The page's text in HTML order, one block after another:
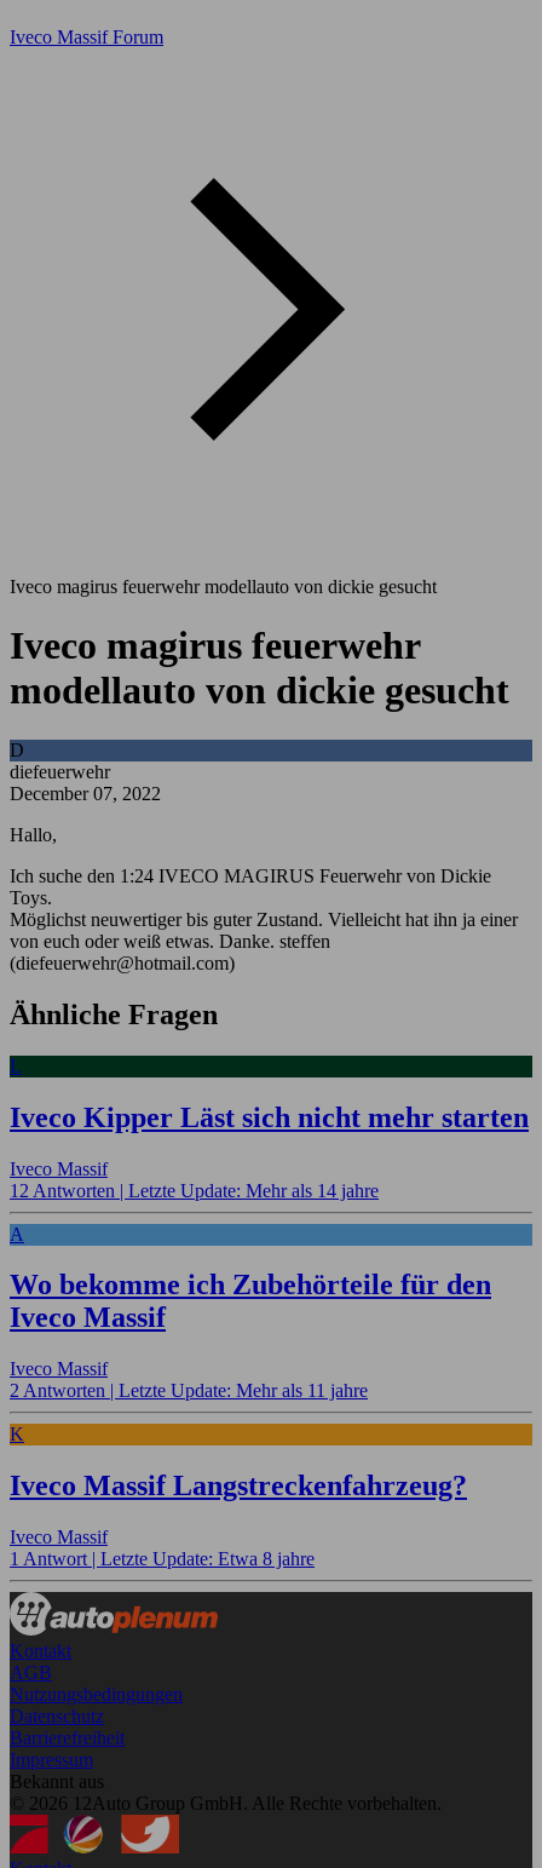
Iveco Massif Forum
Iveco magirus feuerwehr modellauto von dickie gesucht
Iveco magirus feuerwehr
modellauto von dickie gesucht
D
diefeuerwehr
December 07, 2022
Hallo,
Ich suche den 1:24 IVECO MAGIRUS Feuerwehr von Dickie
Toys.
Möglichst neuwertiger bis guter Zustand. Vielleicht hat ihn ja einer
von euch oder weiß etwas. Danke. steffen
(diefeuerwehr@hotmail.com)
Ähnliche Fragen
L
Iveco Kipper Läst sich nicht mehr starten
Iveco Massif
12 Antworten | Letzte Update: Mehr als 14 jahre
A
Wo bekomme ich Zubehörteile für den
Iveco Massif
Iveco Massif
2 Antworten | Letzte Update: Mehr als 11 jahre
K
Iveco Massif Langstreckenfahrzeug?
Iveco Massif
1 Antwort | Letzte Update: Etwa 8 jahre
Kontakt
AGB
Nutzungsbedingungen
Datenschutz
Barrierefreiheit
Impressum
Bekannt aus
© 2026 12Auto Group GmbH. Alle Rechte vorbehalten.